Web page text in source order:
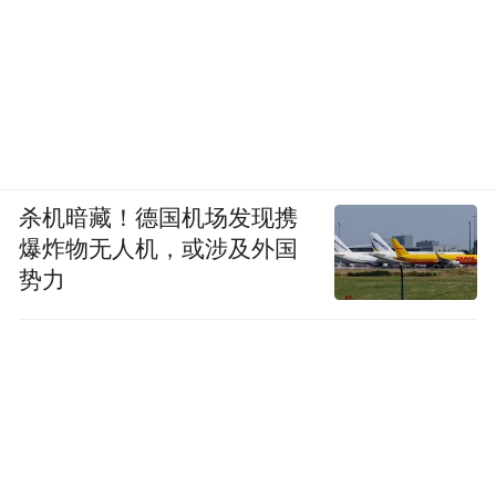
杀机暗藏！德国机场发现携
爆炸物无人机，或涉及外国
势力